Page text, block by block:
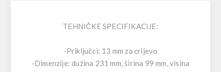
TEHNIČKE SPECIFIKACIJE:
-Priključci: 13 mm za crijevo
-Dimenzije: dužina 231 mm, širina 99 mm, visina